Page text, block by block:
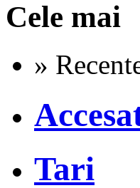
Cele mai
»
Tari